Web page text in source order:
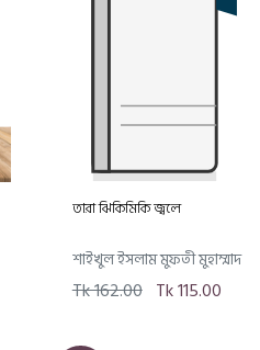
তারা ঝিকিমিকি জ্বলে
শাইখুল ইসলাম মুফতী মুহাম্মাদ
তাকী উসমানী
Tk 162.00 Tk 115.00